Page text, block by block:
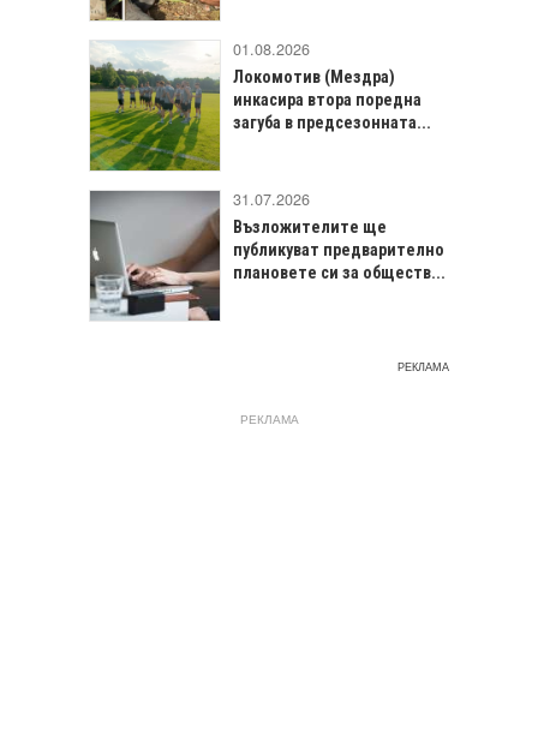
01.08.2026
Локомотив (Мездра)
инкасира втора поредна
загуба в предсезонната...
31.07.2026
Възложителите ще
публикуват предварително
плановете си за обществ...
РЕКЛАМА
РЕКЛАМА